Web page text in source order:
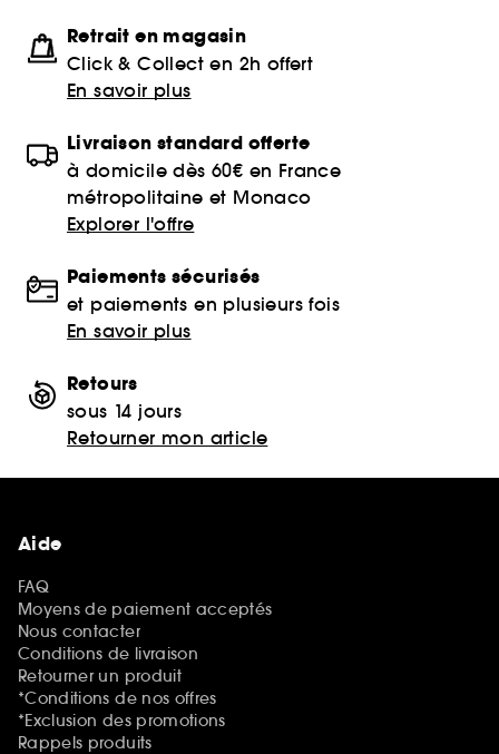
Retrait en magasin
Click & Collect en 2h offert
En savoir plus
Livraison standard offerte
à domicile dès 60€ en France
métropolitaine et Monaco
Explorer l'offre
Paiements sécurisés
et paiements en plusieurs fois
En savoir plus
Retours
sous 14 jours
Retourner mon article
Aide
FAQ
Moyens de paiement acceptés
Nous contacter
Conditions de livraison
Retourner un produit
*Conditions de nos offres
*Exclusion des promotions
Rappels produits